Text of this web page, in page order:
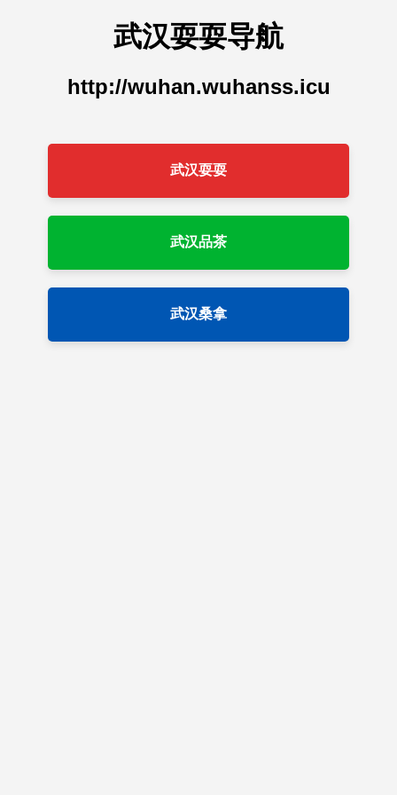
武汉耍耍导航
http://wuhan.wuhanss.icu
武汉耍耍
武汉品茶
武汉桑拿